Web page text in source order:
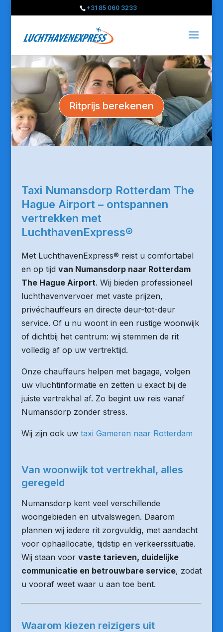
+31 85 060 3233
Ritprijs berekenen
Taxi Numansdorp Rotterdam The
Hague Airport – ontspannen
vertrekken met
LuchthavenExpress®
Met LuchthavenExpress® reist u comfortabel
en op tijd van Numansdorp naar Rotterdam
The Hague Airport. Wij bieden professioneel
luchthavenvervoer met vaste prijzen,
privéchauffeurs en directe deur-tot-deur
service. Of u nu woont in een rustige woonwijk
of dichtbij het centrum: wij stemmen de rit
volledig af op uw vertrektijd.
Onze chauffeurs helpen met bagage, volgen
uw vluchtinformatie en zetten u exact bij de
juiste vertrekhal af. Zo begint uw reis vanaf
Numansdorp zonder stress.
Wij zijn ook uw taxi Gameren naar Rotterdam
Van woonwijk tot vertrekhal, alles
geregeld
Numansdorp kent veel verschillende
woongebieden en uitvalswegen. Daarom
plannen wij iedere rit zorgvuldig, met aandacht
voor ophaallocatie, tijdstip en verkeerssituatie.
Wij staan voor vaste tarieven, duidelijke
communicatie en betrouwbare service, zodat
u vooraf weet waar u aan toe bent.
Waarom kiezen reizigers uit